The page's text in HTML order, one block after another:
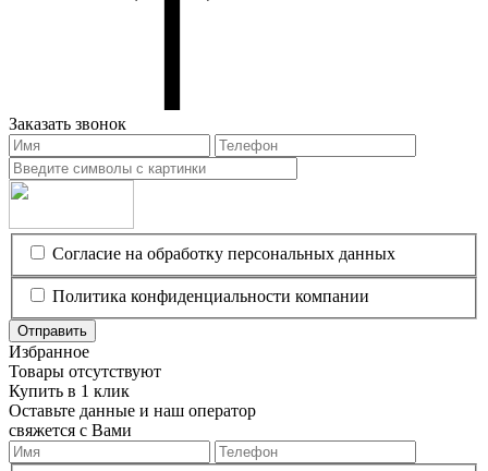
Заказать звонок
Согласие на обработку персональных данных
Политика конфиденциальности компании
Отправить
Избранное
Товары отсутствуют
Купить в 1 клик
Оставьте данные и наш оператор
свяжется с Вами